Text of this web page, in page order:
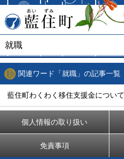
就職
関連ワード「就職」の記事一覧
藍住町わくわく移住支援金について
個人情報の取り扱い
免責事項